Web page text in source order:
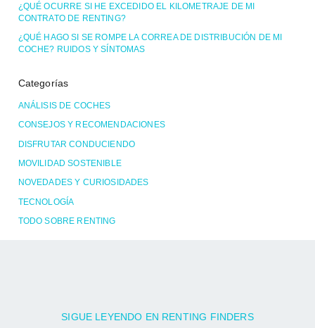
¿QUÉ OCURRE SI HE EXCEDIDO EL KILOMETRAJE DE MI
CONTRATO DE RENTING?
¿QUÉ HAGO SI SE ROMPE LA CORREA DE DISTRIBUCIÓN DE MI
COCHE? RUIDOS Y SÍNTOMAS
Categorías
ANÁLISIS DE COCHES
CONSEJOS Y RECOMENDACIONES
DISFRUTAR CONDUCIENDO
MOVILIDAD SOSTENIBLE
NOVEDADES Y CURIOSIDADES
TECNOLOGÍA
TODO SOBRE RENTING
SIGUE LEYENDO EN RENTING FINDERS